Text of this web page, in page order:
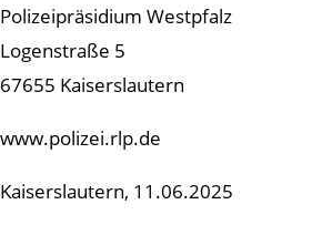
Polizeipräsidium Westpfalz
Logenstraße 5
67655 Kaiserslautern
www.polizei.rlp.de
Kaiserslautern, 11.06.2025